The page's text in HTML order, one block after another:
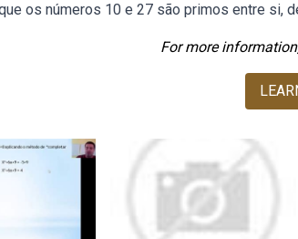
os números 10 e 27 são primos entre si,
For more